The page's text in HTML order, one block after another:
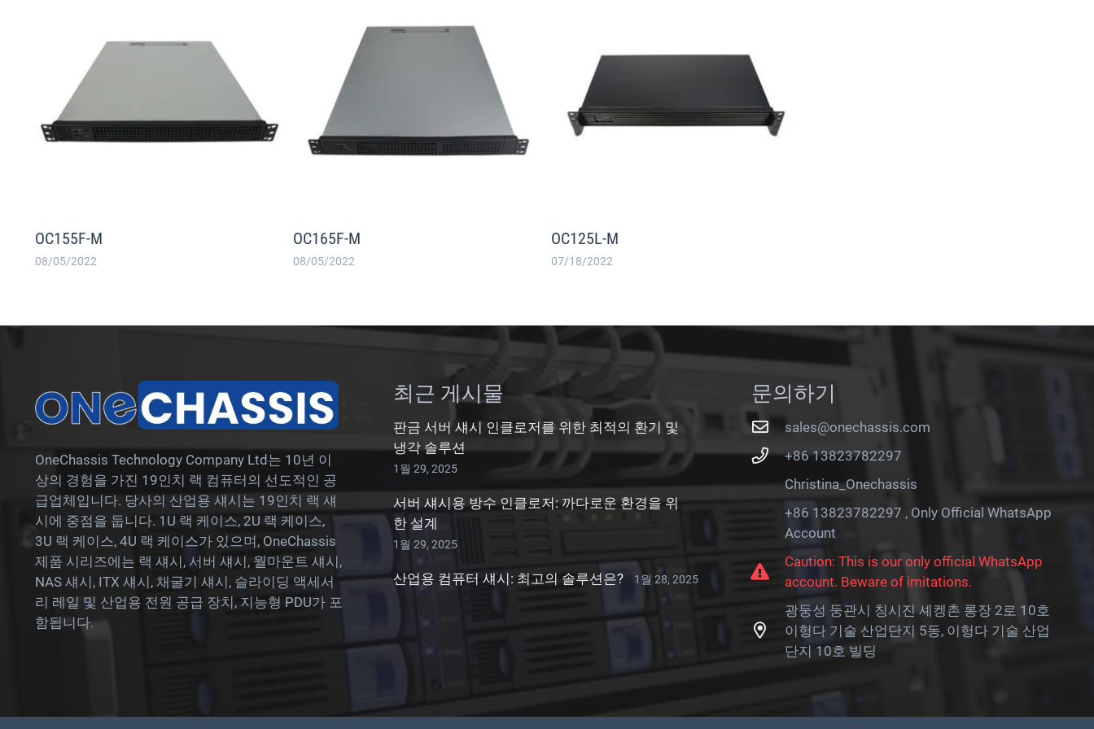
OC155F-M
08/05/2022
OC165F-M
08/05/2022
OC125L-M
07/18/2022
OneChassis Technology Company Ltd는 10년 이
상의 경험을 가진 19인치 랙 컴퓨터의 선도적인 공
급업체입니다. 당사의 산업용 섀시는 19인치 랙 섀
시에 중점을 둡니다. 1U 랙 케이스, 2U 랙 케이스,
3U 랙 케이스, 4U 랙 케이스가 있으며, OneChassis
제품 시리즈에는 랙 섀시, 서버 섀시, 월마운트 섀시,
NAS 섀시, ITX 섀시, 채굴기 섀시, 슬라이딩 액세서
리 레일 및 산업용 전원 공급 장치, 지능형 PDU가 포
함됩니다.
최근 게시물
판금 서버 섀시 인클로저를 위한 최적의 환기 및
냉각 솔루션
1월 29, 2025
서버 섀시용 방수 인클로저: 까다로운 환경을 위
한 설계
1월 29, 2025
산업용 컴퓨터 섀시: 최고의 솔루션은? 1월 28, 2025
문의하기
sales@onechassis.com
+86 13823782297
Christina_Onechassis
+86 13823782297 , Only Official WhatsApp
Account
Caution: This is our only official WhatsApp
account. Beware of imitations.
광둥성 둥관시 칭시진 셰켕촌 롱장 2로 10호
이헝다 기술 산업단지 5동, 이헝다 기술 산업
단지 10호 빌딩